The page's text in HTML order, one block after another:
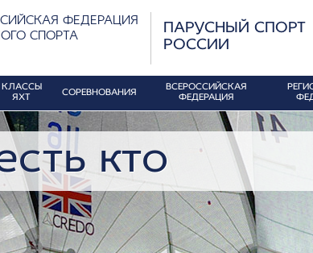
ФЕДЕРАЦИЯ
СПОРТА
ПАРУСНЫЙ СПОРТ
РОССИИ
КЛАССЫ
ЯХТ
СОРЕВНОВАНИЯ
ВСЕРОССИЙСКАЯ
ФЕДЕРАЦИЯ
кто